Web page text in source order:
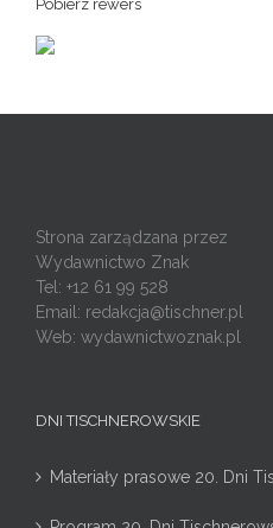
Pobierz rewers
Strona zarządzana przez
Wydawnictwo Znak
Tel: +12 61 99 528
Email: redakcja@tischner.pl
Web: wydawnictwoznak.pl
DNI TISCHNEROWSKIE
Materiały prasowe 20. Dni